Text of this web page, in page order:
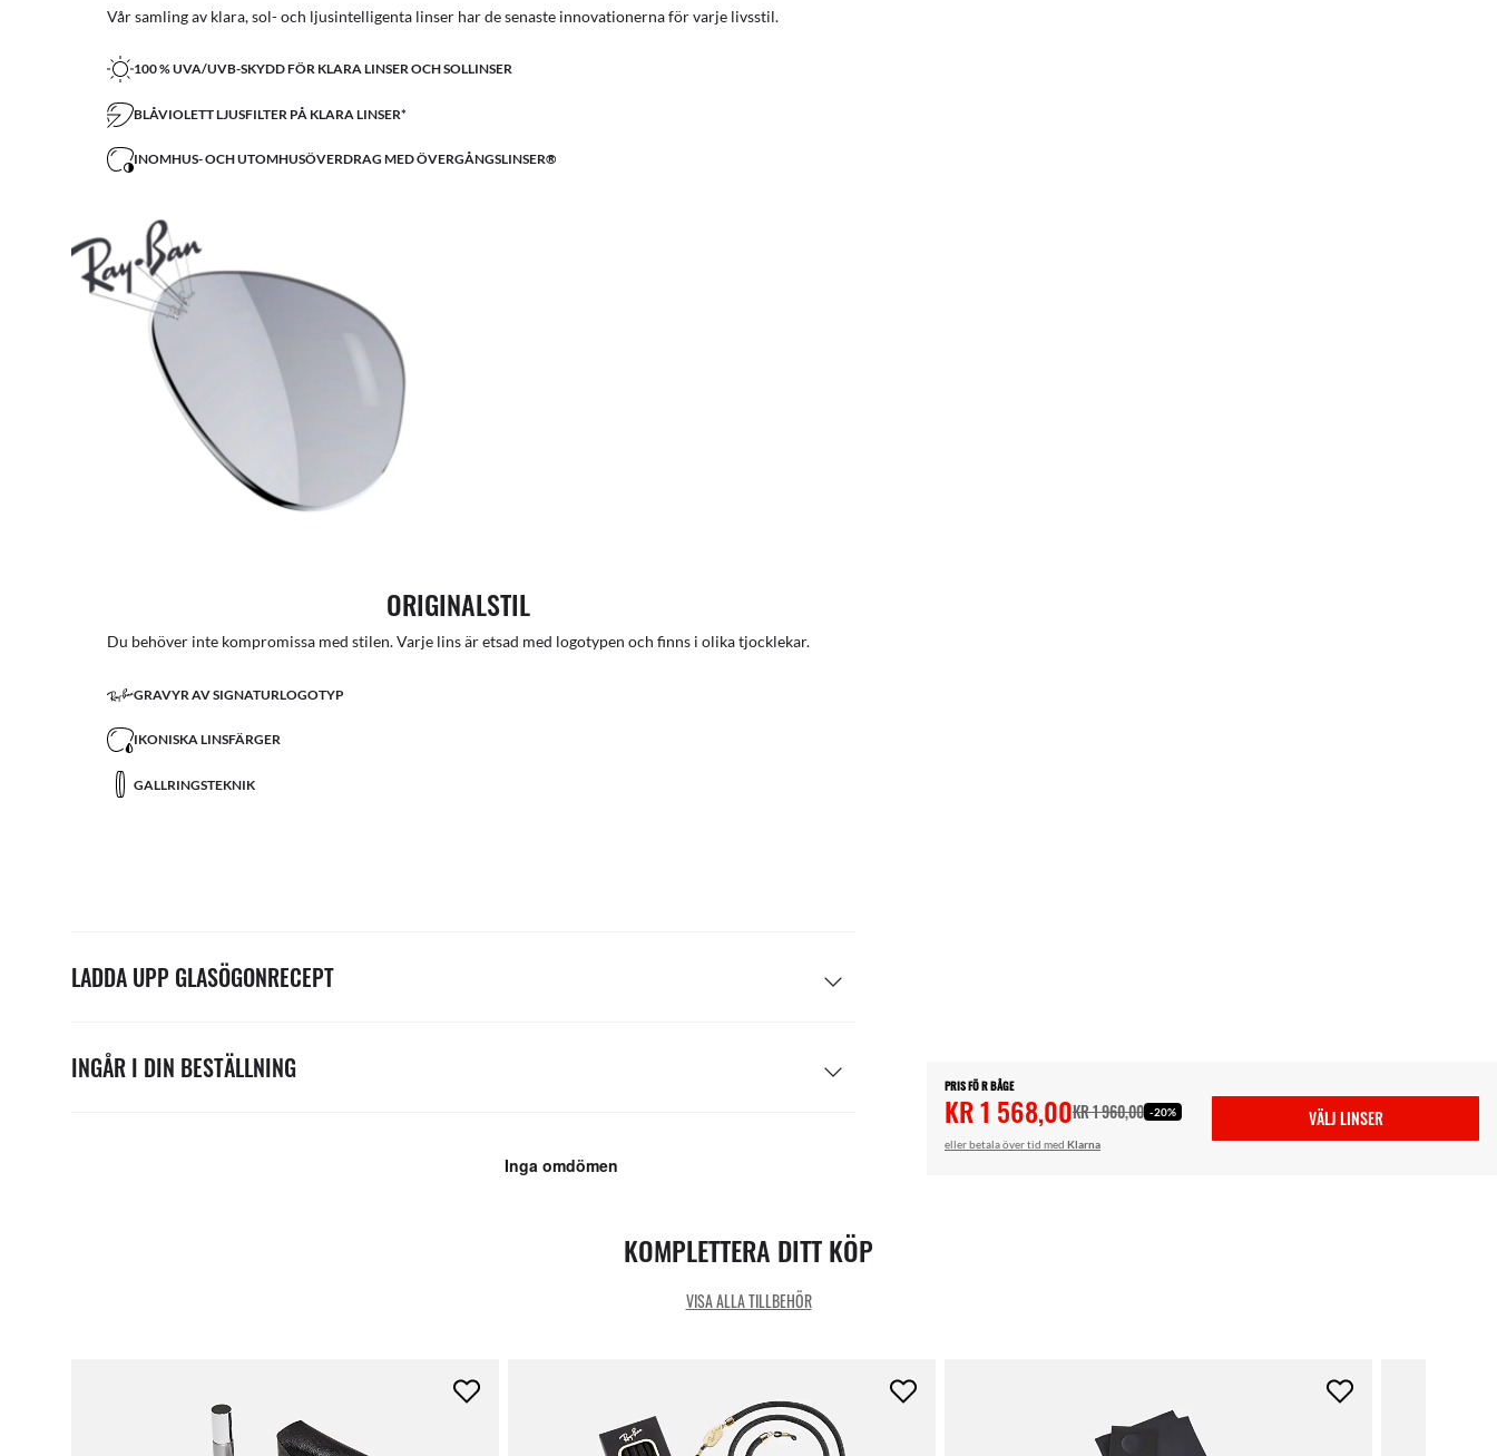
Vår samling av klara, sol- och ljusintelligenta linser har de senaste innovationerna för varje livsstil.
100 % UVA/UVB-SKYDD FÖR KLARA LINSER OCH SOLLINSER
BLÅVIOLETT LJUSFILTER PÅ KLARA LINSER*
INOMHUS- OCH UTOMHUSÖVERDRAG MED ÖVERGÅNGSLINSER®
ORIGINALSTIL
Du behöver inte kompromissa med stilen. Varje lins är etsad med logotypen och finns i olika tjocklekar.
GRAVYR AV SIGNATURLOGOTYP
IKONISKA LINSFÄRGER
GALLRINGSTEKNIK
LADDA UPP GLASÖGONRECEPT
INGÅR I DIN BESTÄLLNING
PRIS FÖ R BÅGE
KR 1 568,00KR 1 960,00 -20%
eller betala över tid med Klarna
VÄLJ LINSER
KOMPLETTERA DITT KÖP
VISA ALLA TILLBEHÖR